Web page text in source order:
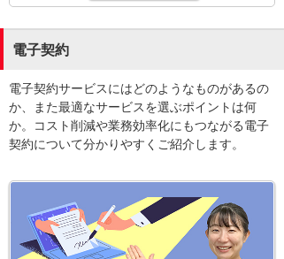
電子契約
電子契約サービスにはどのようなものがあるの
か、また最適なサービスを選ぶポイントは何
か。コスト削減や業務効率化にもつながる電子
契約について分かりやすくご紹介します。